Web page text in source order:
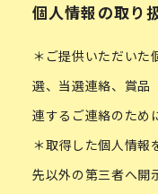
個人情報の取り
＊ご提供いただいた
選、当選連絡、賞品
連するご連絡のため
＊取得した個人情報
先以外の第三者へ開